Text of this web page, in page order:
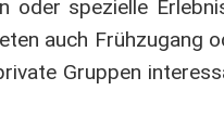
oder spezielle
auch Frühzugang
Gruppen